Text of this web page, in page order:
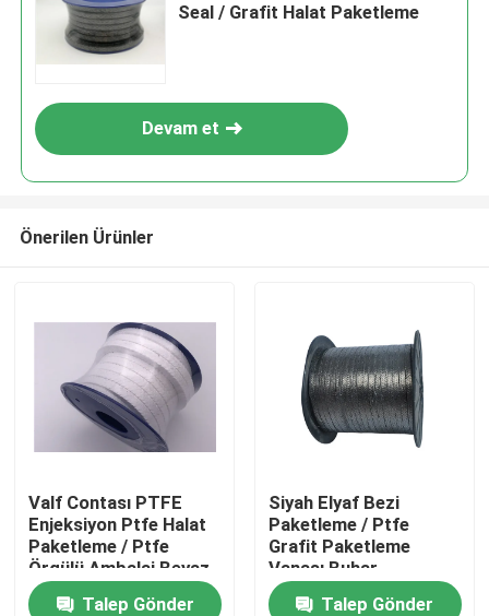
Seal / Grafit Halat Paketleme
Devam et
Önerilen Ürünler
Valf Contası PTFE
Enjeksiyon Ptfe Halat
Paketleme / Ptfe
Örgülü Ambalaj Beyaz
Renk
Talep Gönder
Siyah Elyaf Bezi
Paketleme / Ptfe
Grafit Paketleme
Vanası Buhar
Sızdırmazlık
Talep Gönder